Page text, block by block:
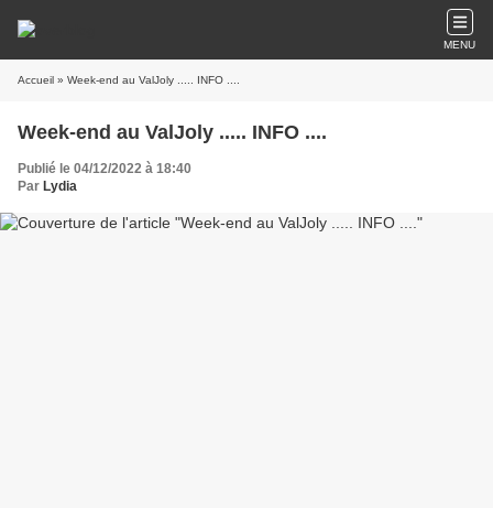
MENU
Accueil » Week-end au ValJoly ..... INFO ....
Week-end au ValJoly ..... INFO ....
Publié le 04/12/2022 à 18:40
Par Lydia